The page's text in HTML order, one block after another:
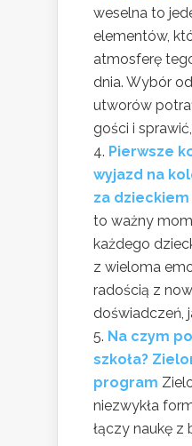
weselna to
elementów,
atmosferę
dnia. Wybór
utworów
gości i
Pierwsze
wyjazd na
za dzieckiem
to ważny
każdego
z wieloma
radością z
doświadczeń,
Na czym
szkoła?
program
niezwykła
łączy naukę z